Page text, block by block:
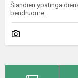
Šiandien ypatinga
bendruome...